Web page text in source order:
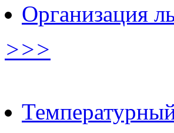
Организация
>>>